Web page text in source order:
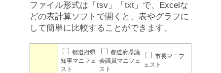
ファイル形式は「tsv」「txt」で、Excelな
どの表計算ソフトで開くと、表やグラフに
して簡単に比較することができます。
都道府県
知事マニフェ
スト
都道府県議
会議員マニフェ
スト
市長マニフ
ェスト